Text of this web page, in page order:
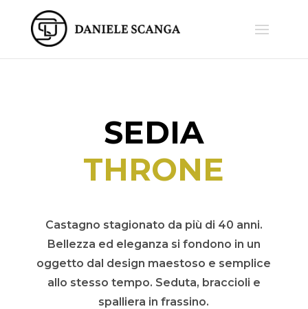
SEDIA
THRONE
Castagno stagionato da più di 40 anni.
Bellezza ed eleganza si fondono in un
oggetto dal design maestoso e semplice
allo stesso tempo. Seduta, braccioli e
spalliera in frassino.